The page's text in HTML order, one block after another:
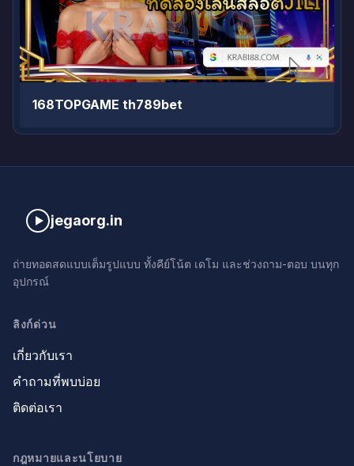
168TOPGAME th789bet
jegaorg.in
ถ่ายทอดสดแบบเต็มรูปแบบ ทั้งคีย์โน้ต เดโม และช่วงถาม-ตอบ บนทุก
อุปกรณ์
ลิงก์ด่วน
เกี่ยวกับเรา
คำถามที่พบบ่อย
ติดต่อเรา
กฎหมายและนโยบาย